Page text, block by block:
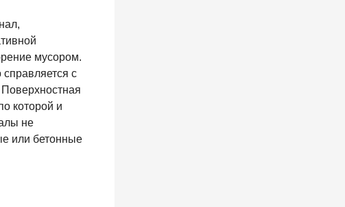
мусором.
с
которой и
не
или бетонные